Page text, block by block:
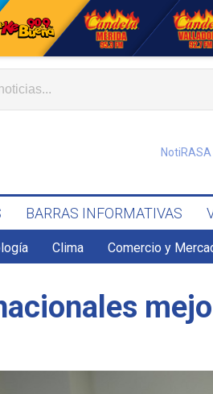
BARRAS INFORMATIVAS
Clima Comercio y